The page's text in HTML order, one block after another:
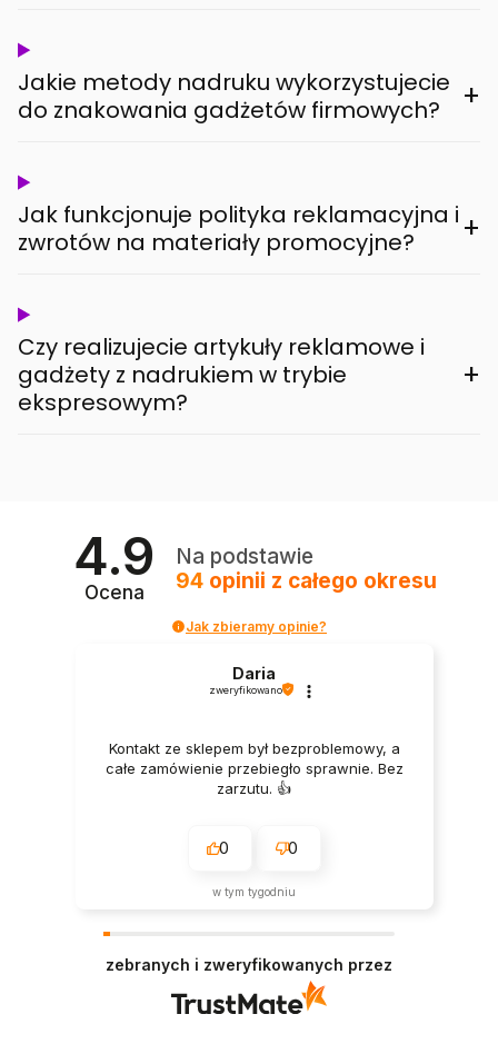
Jakie metody nadruku wykorzystujecie
do znakowania gadżetów firmowych?
+
Jak funkcjonuje polityka reklamacyjna i
zwrotów na materiały promocyjne?
+
Czy realizujecie artykuły reklamowe i
gadżety z nadrukiem w trybie
ekspresowym?
+
4.9
Ocena
Na podstawie
94 opinii z całego okresu
Jak zbieramy opinie?
Daria
zweryfikowano
Kontakt ze sklepem był bezproblemowy, a
całe zamówienie przebiegło sprawnie. Bez
zarzutu. 👍️
0 0
w tym tygodniu
zebranych i zweryfikowanych przez